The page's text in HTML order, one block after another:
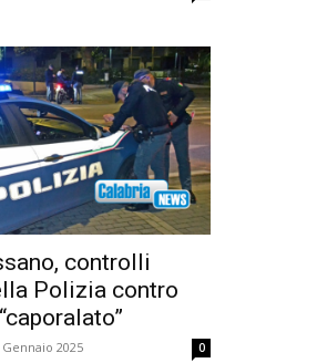
controlli
Polizia contro
Gennaio 2025 0